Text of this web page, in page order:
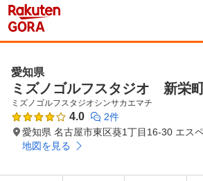
愛知県
ミズノゴルフスタジオ 新栄
ミズノゴルフスタジオシンサカエマチ
4.0
2件
愛知県 名古屋市東区葵1丁目16-30 エス
地図を見る